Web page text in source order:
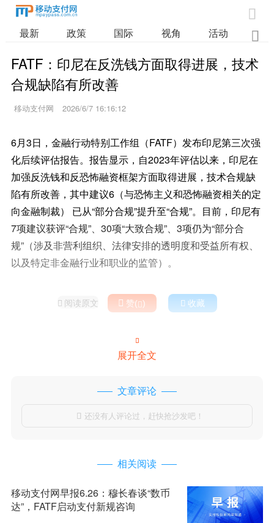

最新 政策 国际 视角 活动 业

FATF：印尼在反洗钱方面取得进展，技术
合规缺陷有所改善
移动支付网 2026/6/7 16:16:12
6月3日，金融行动特别工作组（FATF）发布印尼第三次强
化后续评估报告。报告显示，自2023年评估以来，印尼在
加强反洗钱和反恐怖融资框架方面取得进展，技术合规缺
陷有所改善，其中建议6（与恐怖主义和恐怖融资相关的定
向金融制裁） 已从“部分合规”提升至“合规”。目前，印尼有
7项建议获评“合规”、30项“大致合规”、3项仍为“部分合
规”（涉及非营利组织、法律安排的透明度和受益所有权、
以及特定非金融行业和职业的监管）。
 阅读原文  赞()  收藏

展开全文
文章评论
 还没有人评论过，赶快抢沙发吧！
相关阅读
移动支付网早报6.26：穆长春谈“数币
达”，FATF启动支付新规咨询